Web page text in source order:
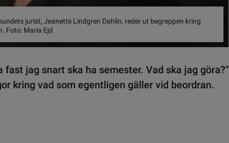
jurist, Jeanette Lindgren Dahlin, reder ut begreppen kring
Foto: Maria Ejd
jag snart ska ha semester. Vad ska jag göra?"
kring vad som egentligen gäller vid beordran.